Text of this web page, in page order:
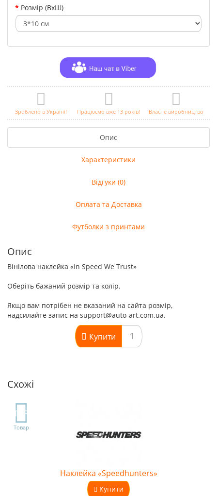
Розмір (ВхШ)
Зроблено в Україні! Працюємо вже 13 років! Власне виробництво
Опис
Характеристики
Відгуки (0)
Оплата та Доставка
Футболки з принтами
Опис
Вінілова наклейка «In Speed We Trust»
Оберіть бажаний розмір та колір.
Якщо вам потрібен не вказаний на сайта розмір,
надсилайте запис на support@auto-art.com.ua.
Купити
Схожі
TOP
Товар
Наклейка «Speedhunters»
Купити